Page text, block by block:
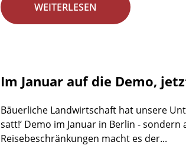
WEITERLESEN
Im Januar auf die Demo,
Bäuerliche Landwirtschaft hat unsere
satt!‘ Demo im Januar in Berlin -
Reisebeschränkungen macht es der...